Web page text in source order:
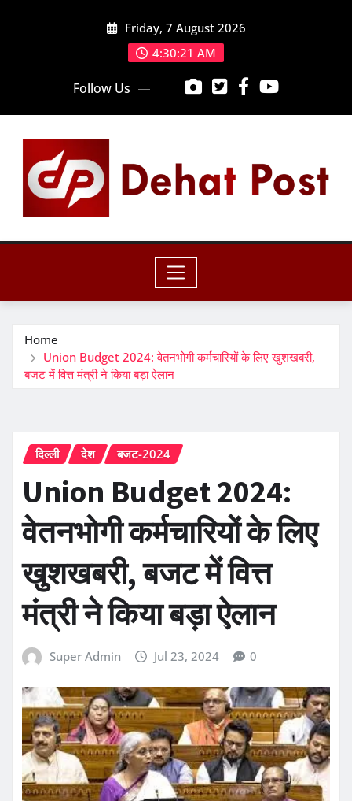
Friday, 7 August 2026
4:30:22 AM
Follow Us
Home
Union Budget 2024: वेतनभोगी कर्मचारियों के लिए खुशखबरी,
बजट में वित्त मंत्री ने किया बड़ा ऐलान
दिल्ली देश बजट-2024
Union Budget 2024:
वेतनभोगी कर्मचारियों के लिए
खुशखबरी, बजट में वित्त
मंत्री ने किया बड़ा ऐलान
Super Admin Jul 23, 2024 0